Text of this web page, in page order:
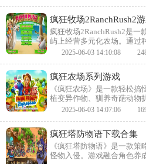
疯狂牧场2RanchRush2
疯狂牧场2RanchRush2是一
屿上经营多元化农场。通过
链获取收益，应对订单限时
2025-06-03 14:10:08
疯狂农场系列游戏
《疯狂农场》是一款轻松
植变异作物、驯养奇葩动物
无厘头事件，比如南瓜会喷
2025-06-03 14:07:06
疯狂塔防物语下载合集
《疯狂塔防物语》是一款
怪物入侵。游戏融合角色养